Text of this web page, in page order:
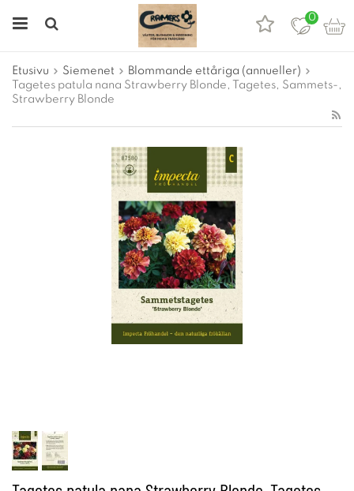
0
Etusivu Siemenet
Blommande ettåriga (annueller)
Tagetes patula nana Strawberry Blonde, Tagetes, Sammets-,
Strawberry Blonde